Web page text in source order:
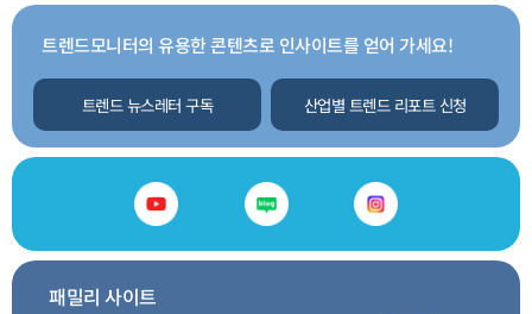
트렌드모니터의 유용한 콘텐츠로 인사이트를 얻어 가세요!
트렌드 뉴스레터 구독 산업별 트렌드 리포트 신청
패밀리 사이트